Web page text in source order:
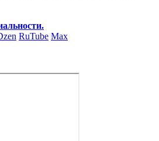
RuTube Max